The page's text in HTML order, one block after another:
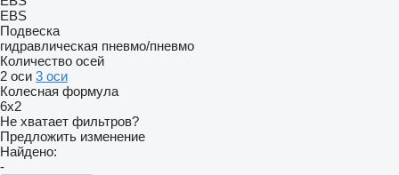
EBS
Подвеска
гидравлическая пневмо/пневмо
Количество осей
2 оси 3 оси
Колесная формула
6x2
Не хватает фильтров?
Предложить изменение
Найдено:
-